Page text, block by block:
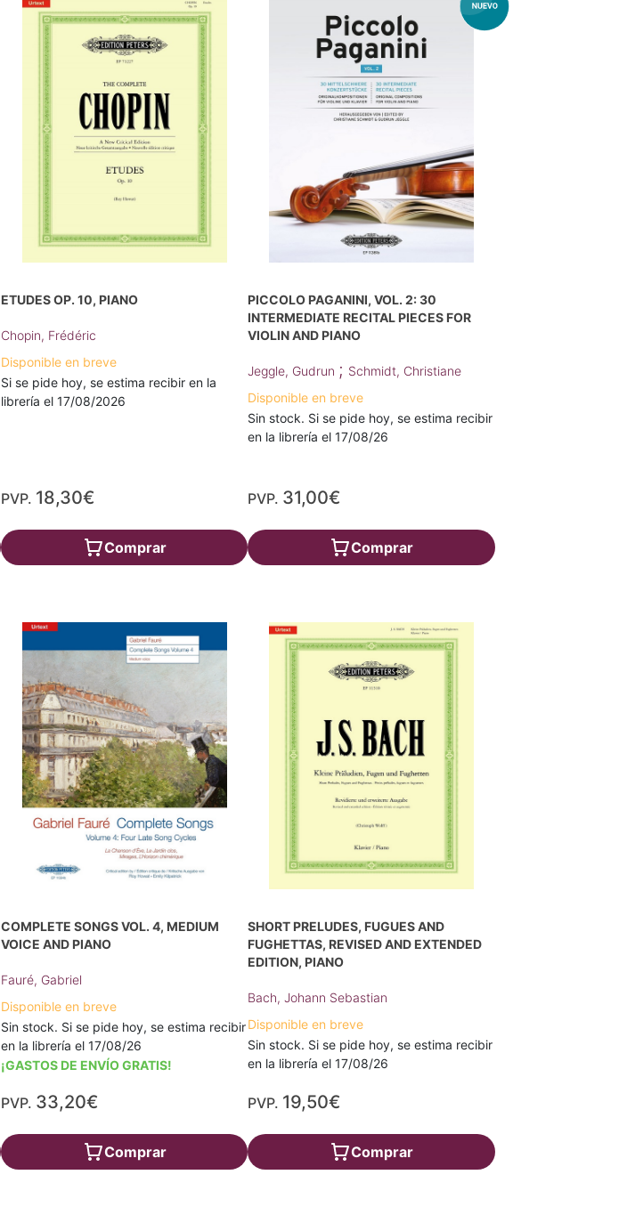
ETUDES OP. 10, PIANO
Chopin, Frédéric
Disponible en breve
Si se pide hoy, se estima recibir en la
librería el 17/08/2026
PVP. 18,30€
Comprar
PICCOLO PAGANINI, VOL. 2: 30
INTERMEDIATE RECITAL PIECES FOR
VIOLIN AND PIANO
Jeggle, Gudrun ; Schmidt, Christiane
Disponible en breve
Sin stock. Si se pide hoy, se estima recibir
en la librería el 17/08/26
PVP. 31,00€
Comprar
COMPLETE SONGS VOL. 4, MEDIUM
VOICE AND PIANO
Fauré, Gabriel
Disponible en breve
Sin stock. Si se pide hoy, se estima recibir
en la librería el 17/08/26
¡GASTOS DE ENVÍO GRATIS!
PVP. 33,20€
Comprar
SHORT PRELUDES, FUGUES AND
FUGHETTAS, REVISED AND EXTENDED
EDITION, PIANO
Bach, Johann Sebastian
Disponible en breve
Sin stock. Si se pide hoy, se estima recibir
en la librería el 17/08/26
PVP. 19,50€
Comprar